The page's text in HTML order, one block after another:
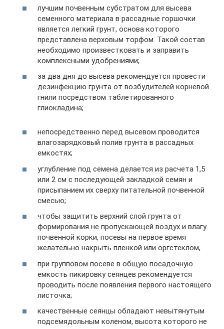
лучшим почвенным субстратом для высева
семенного материала в рассадные горшочки
является легкий грунт, основа которого
представлена верховым торфом. Такой состав
необходимо произвестковать и заправить
комплексными удобрениями;
за два дня до высева рекомендуется провести
дезинфекцию грунта от возбудителей корневой
гнили посредством таблетированного
глиокладина;
непосредственно перед высевом проводится
влагозарядковый полив грунта в рассадных
емкостях;
углубление под семена делается из расчета 1,5
или 2 см с последующей закладкой семян и
присыпанием их сверху питательной почвенной
смесью;
чтобы защитить верхний слой грунта от
формирования не пропускающей воздух и влагу
почвенной корки, посевы на первое время
желательно накрыть пленкой или оргстеклом,
при групповом посеве в общую посадочную
емкость пикировку сеянцев рекомендуется
проводить после появления первого настоящего
листочка;
качественные сеянцы обладают невытянутым
подсемядольным коленом, высота которого не